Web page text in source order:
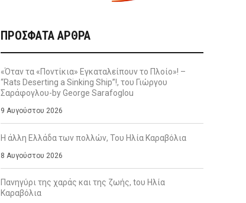
ΠΡΌΣΦΑΤΑ ΆΡΘΡΑ
«Όταν τα «Ποντίκια» Εγκαταλείπουν το Πλοίο»! –
“Rats Deserting a Sinking Ship”!, του Γιώργου
Σαράφογλου-by George Sarafoglou
9 Αυγούστου 2026
Η άλλη Ελλάδα των πολλών, Του Ηλία Καραβόλια
8 Αυγούστου 2026
Πανηγύρι της χαράς και της ζωής, tου Ηλία
Καραβόλια